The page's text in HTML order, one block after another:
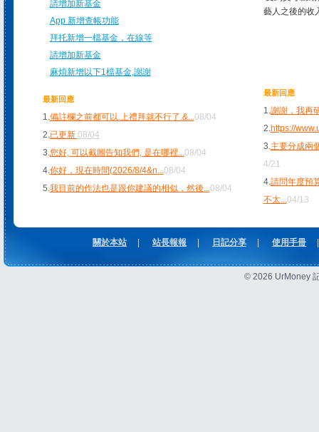
請增加新基金
App 新增查帳功能
拜托新增一檔基金，在線等
請增加新基金
麻煩新增以下1檔基金,謝謝
最新回應
1.備註欄之前都可以.上禮拜就不行了.&...08/04
2.已更新 08/04
3.您好, 可以截圖告知我們, 是在哪裡...08/04
4.你好，現在時間(2026/8/4&n...08/04
5.我目前的作法也是跟你建議的相似，然後...08/04
藝人之後的收
最新回應
1.謝謝，我再
2.https://
3.主要分成兩
4/21
4.請問年度預
不太...04/13
關於本站 站長報報 日記分享 使用手冊
© 2026 UrMoney